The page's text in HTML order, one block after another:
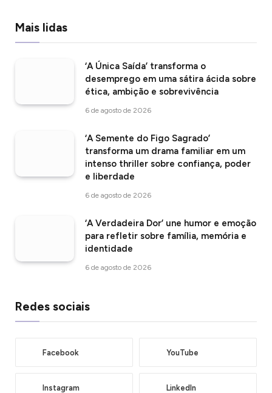
Mais lidas
‘A Única Saída’ transforma o
desemprego em uma sátira ácida sobre
ética, ambição e sobrevivência
6 de agosto de 2026
‘A Semente do Figo Sagrado’
transforma um drama familiar em um
intenso thriller sobre confiança, poder
e liberdade
6 de agosto de 2026
‘A Verdadeira Dor’ une humor e emoção
para refletir sobre família, memória e
identidade
6 de agosto de 2026
Redes sociais
Facebook YouTube
Instagram LinkedIn